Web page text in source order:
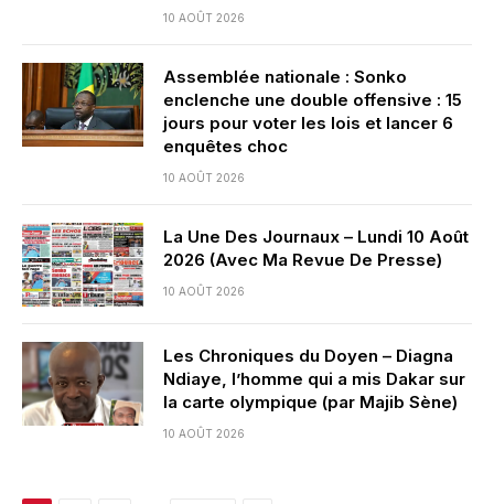
10 AOÛT 2026
Assemblée nationale : Sonko
enclenche une double offensive : 15
jours pour voter les lois et lancer 6
enquêtes choc
10 AOÛT 2026
La Une Des Journaux – Lundi 10 Août
2026 (Avec Ma Revue De Presse)
10 AOÛT 2026
Les Chroniques du Doyen – Diagna
Ndiaye, l’homme qui a mis Dakar sur
la carte olympique (par Majib Sène)
10 AOÛT 2026